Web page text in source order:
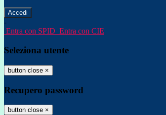
-
Entra con SPID Entra con CIE
Seleziona utente
button close ×
Recupero password
button close ×